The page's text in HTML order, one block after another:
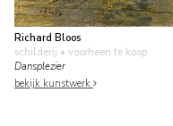
Richard Bloos
schilderij • voorheen te koop
Dansplezier
bekijk kunstwerk